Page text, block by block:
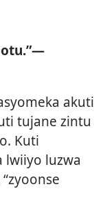
akuti
tujane zintu
Kuti
lwiiyo luzwa